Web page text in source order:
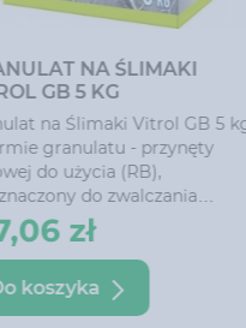
MĄCZKA BAZALTOWA
BOPON NATURAL 1,2
Mączka bazaltowa Bopon
1,2 kg Jest naturalnym
wspomagającym wzrost
poprzez polepszenie
fizyko-chemicznych gleby.
bazaltowa zwiększa
a jednocześnie zapobiega
nadmiernego zakwaszania
podłoża. Ponadto zawiera
8,02 zł
Do koszyka